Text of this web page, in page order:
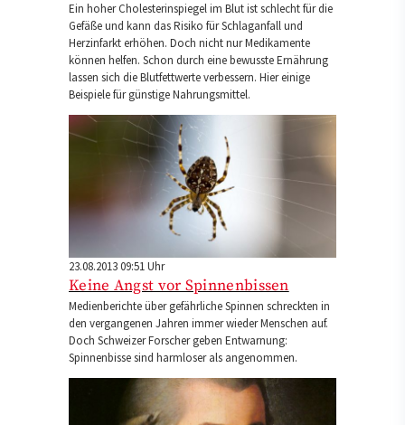
Ein hoher Cholesterinspiegel im Blut ist schlecht für die
Gefäße und kann das Risiko für Schlaganfall und
Herzinfarkt erhöhen. Doch nicht nur Medikamente
können helfen. Schon durch eine bewusste Ernährung
lassen sich die Blutfettwerte verbessern. Hier einige
Beispiele für günstige Nahrungsmittel.
23.08.2013 09:51 Uhr
Keine Angst vor Spinnenbissen
Medienberichte über gefährliche Spinnen schreckten in
den vergangenen Jahren immer wieder Menschen auf.
Doch Schweizer Forscher geben Entwarnung:
Spinnenbisse sind harmloser als angenommen.